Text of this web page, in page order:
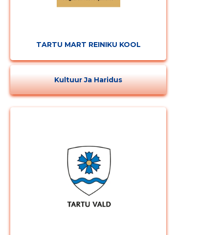
TARTU MART REINIKU KOOL
Kultuur Ja Haridus